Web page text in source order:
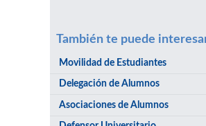
También te puede
Movilidad de Estudiantes
Delegación de Alumnos
Asociaciones de Alumnos